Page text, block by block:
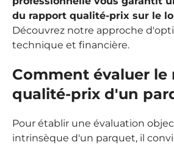
du rapport qualité-prix sur le
Découvrez notre approche
technique et financière.
Comment évaluer le
qualité-prix d'un
Pour établir une évaluation
intrinsèque d'un parquet, il